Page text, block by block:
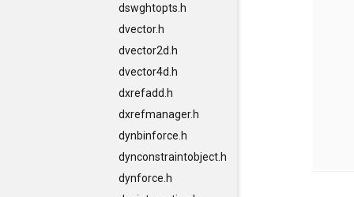
dswghtopts.h
dvector.h
dvector2d.h
dvector4d.h
dxrefadd.h
dxrefmanager.h
dynbinforce.h
dynconstraintobject.h
dynforce.h